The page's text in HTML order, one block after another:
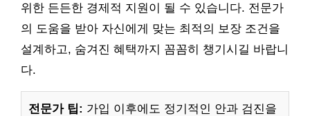
위한 든든한 경제적 지원이 될 수 있습니다. 전문가
의 도움을 받아 자신에게 맞는 최적의 보장 조건을
설계하고, 숨겨진 혜택까지 꼼꼼히 챙기시길 바랍니
다.
전문가 팁: 가입 이후에도 정기적인 안과 검진을